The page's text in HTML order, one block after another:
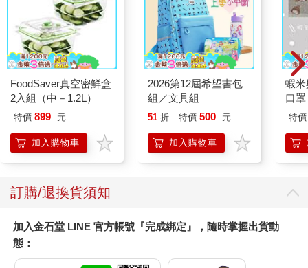
FoodSaver真空密鮮盒
2入組（中－1.2L）
特價 899 元
加入購物車
2026第12屆希望書包
組／文具組
51 折 特價 500 元
加入購物車
蝦
口
特價
訂購/退換貨須知
加入金石堂 LINE 官方帳號『完成綁定』，隨時掌握出貨動
態：